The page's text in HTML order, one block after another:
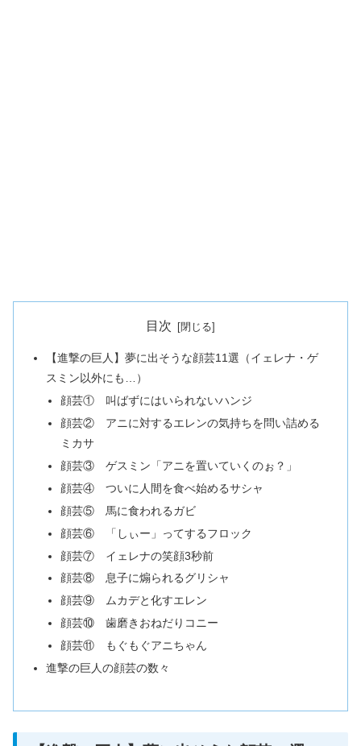
目次
【進撃の巨人】夢に出そうな顔芸11選（イェレナ・ゲ
スミン以外にも…）
顔芸① 叫ばずにはいられないハンジ
顔芸② アニに対するエレンの気持ちを問い詰める
ミカサ
顔芸③ ゲスミン「アニを置いていくのぉ？」
顔芸④ ついに人間を食べ始めるサシャ
顔芸⑤ 馬に食われるガビ
顔芸⑥ 「しぃー」ってするフロック
顔芸⑦ イェレナの笑顔3秒前
顔芸⑧ 息子に煽られるグリシャ
顔芸⑨ ムカデと化すエレン
顔芸⑩ 歯磨きおねだりコニー
顔芸⑪ もぐもぐアニちゃん
進撃の巨人の顔芸の数々